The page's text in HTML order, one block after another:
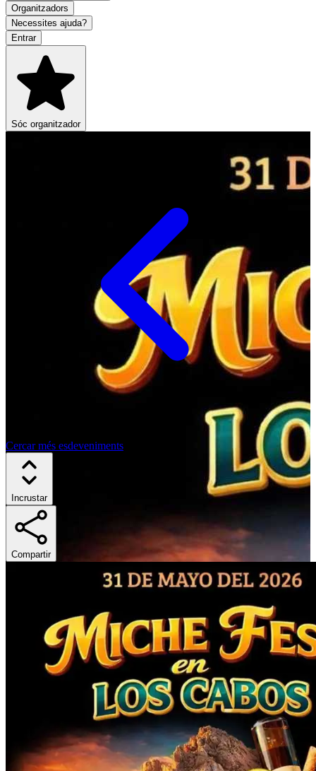
Organitzadors
Necessites ajuda?
Entrar
Sóc organitzador
Cercar més esdeveniments
Incrustar
Compartir